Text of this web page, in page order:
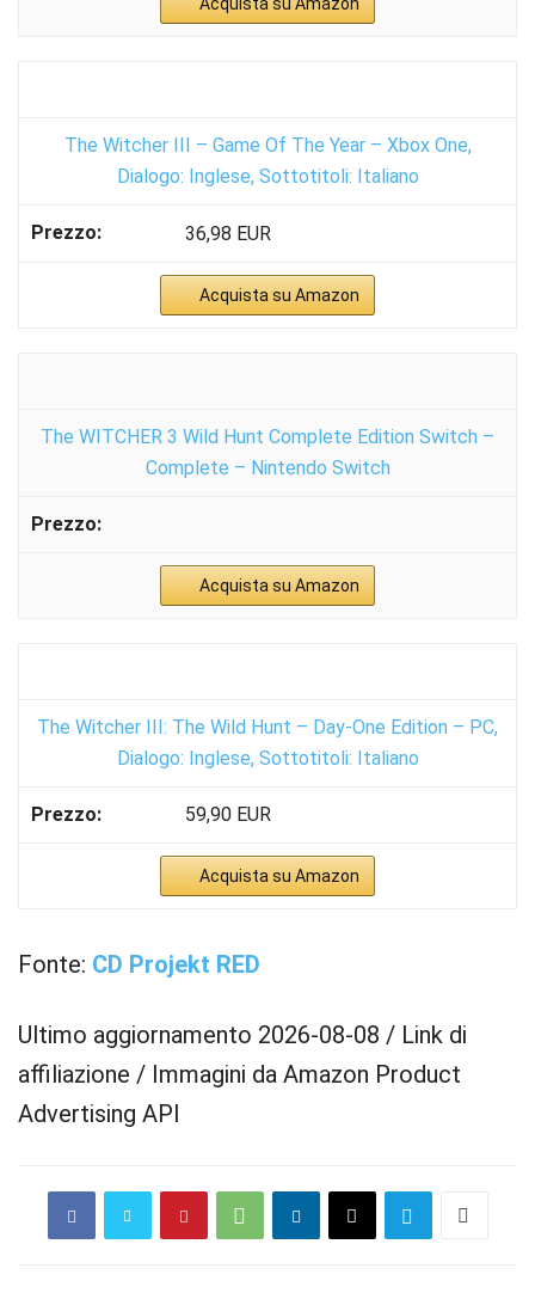
The Witcher III – Game Of The Year – Xbox One,
Dialogo: Inglese, Sottotitoli: Italiano
36,98 EUR
Acquista su Amazon
The WITCHER 3 Wild Hunt Complete Edition Switch –
Complete – Nintendo Switch
Acquista su Amazon
The Witcher III: The Wild Hunt – Day-One Edition – PC,
Dialogo: Inglese, Sottotitoli: Italiano
59,90 EUR
Acquista su Amazon
Fonte: CD Projekt RED
Ultimo aggiornamento 2026-08-08 / Link di
affiliazione / Immagini da Amazon Product
Advertising API